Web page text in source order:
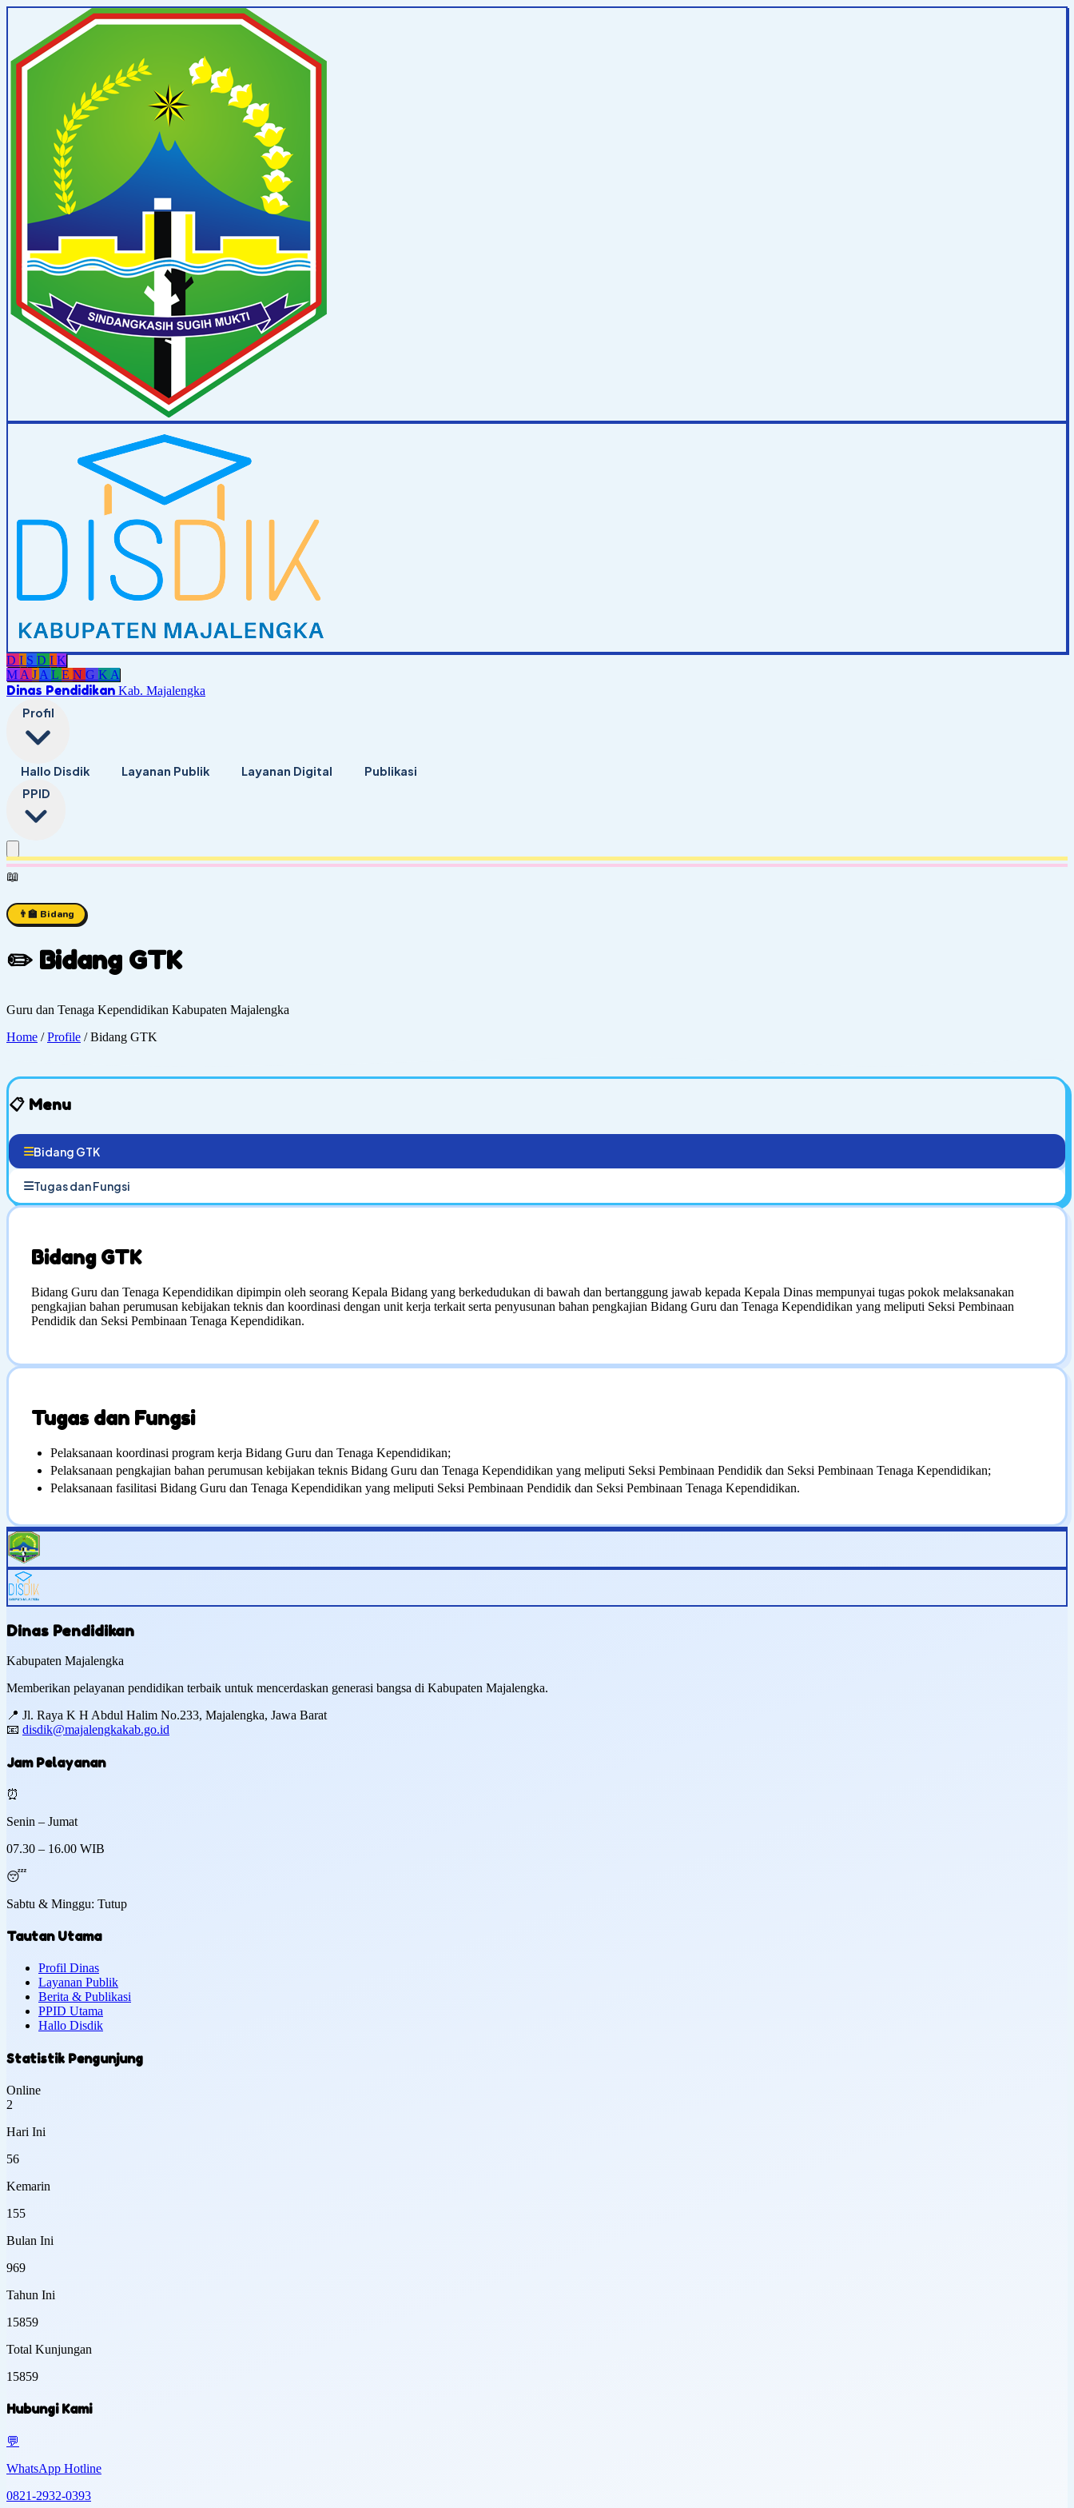
D I S D I K
M A J A L E N G K A
Dinas Pendidikan Kab. Majalengka
Profil
Hallo Disdik Layanan Publik Layanan Digital
Publikasi
PPID
⭐
📖
👨‍🏫 Bidang
✏️ Bidang GTK
Guru dan Tenaga Kependidikan Kabupaten Majalengka
Home / Profile / Bidang GTK
📋 Menu
Bidang GTK
Tugas dan Fungsi
Bidang GTK
Bidang Guru dan Tenaga Kependidikan dipimpin oleh seorang Kepala Bidang yang berkedudukan di bawah dan bertanggung jawab kepada Kepala Dinas mempunyai tugas pokok melaksanakan
pengkajian bahan perumusan kebijakan teknis dan koordinasi dengan unit kerja terkait serta penyusunan bahan pengkajian Bidang Guru dan Tenaga Kependidikan yang meliputi Seksi Pembinaan
Pendidik dan Seksi Pembinaan Tenaga Kependidikan.
Tugas dan Fungsi
Pelaksanaan koordinasi program kerja Bidang Guru dan Tenaga Kependidikan;
Pelaksanaan pengkajian bahan perumusan kebijakan teknis Bidang Guru dan Tenaga Kependidikan yang meliputi Seksi Pembinaan Pendidik dan Seksi Pembinaan Tenaga Kependidikan;
Pelaksanaan fasilitasi Bidang Guru dan Tenaga Kependidikan yang meliputi Seksi Pembinaan Pendidik dan Seksi Pembinaan Tenaga Kependidikan.
Dinas Pendidikan
Kabupaten Majalengka
Memberikan pelayanan pendidikan terbaik untuk mencerdaskan generasi bangsa di Kabupaten Majalengka.
📍 Jl. Raya K H Abdul Halim No.233, Majalengka, Jawa Barat
📧 disdik@majalengkakab.go.id
Jam Pelayanan
⏰
Senin – Jumat
07.30 – 16.00 WIB
😴
Sabtu & Minggu: Tutup
Tautan Utama
Profil Dinas
Layanan Publik
Berita & Publikasi
PPID Utama
Hallo Disdik
Statistik Pengunjung
Online
2
Hari Ini
56
Kemarin
155
Bulan Ini
969
Tahun Ini
15859
Total Kunjungan
15859
Hubungi Kami
💬
WhatsApp Hotline
0821-2932-0393